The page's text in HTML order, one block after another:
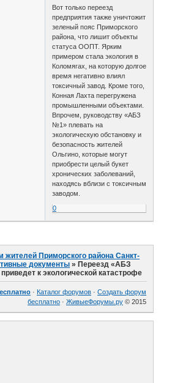
Вот только переезд
предприятия также уничтожит
зеленый пояс Приморского
района, что лишит объекты
статуса ООПТ. Ярким
примером стала экология в
Коломягах, на которую долгое
время негативно влиял
токсичный завод. Кроме того,
Конная Лахта перегружена
промышленными объектами.
Впрочем, руководству «АБЗ
№1» плевать на
экологическую обстановку и
безопасность жителей
Ольгино, которые могут
приобрести целый букет
хронических заболеваний,
находясь вблизи с токсичным
заводом.
0
Приморского района Санкт-
документы »Переезд «АБЗ
к экологической катастрофе
· Каталог форумов · Создать форум
бесплатно · ЖивыеФорумы.ру © 2015